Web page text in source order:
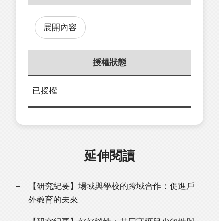
展開內容
授權狀態
已授權
延伸閱讀
【研究紀要】場域與學校的跨域合作：促進戶
外教育的未來